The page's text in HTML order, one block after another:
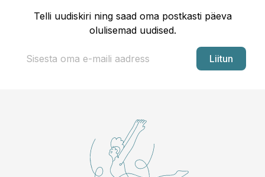
Telli uudiskiri ning saad oma postkasti päeva
olulisemad uudised.
Liitun